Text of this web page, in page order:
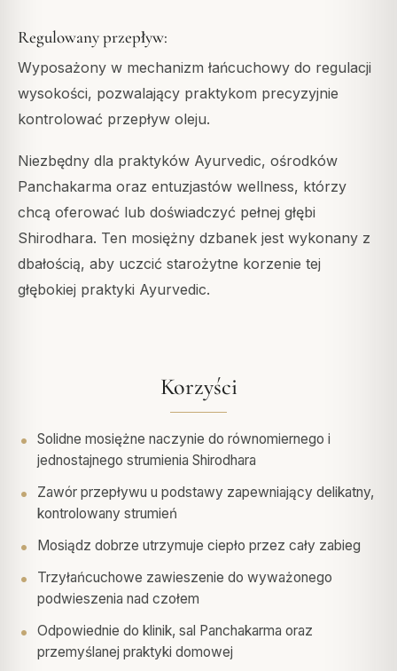
Regulowany przepływ:
Wyposażony w mechanizm łańcuchowy do regulacji
wysokości, pozwalający praktykom precyzyjnie
kontrolować przepływ oleju.
Niezbędny dla praktyków Ayurvedic, ośrodków
Panchakarma oraz entuzjastów wellness, którzy
chcą oferować lub doświadczyć pełnej głębi
Shirodhara. Ten mosiężny dzbanek jest wykonany z
dbałością, aby uczcić starożytne korzenie tej
głębokiej praktyki Ayurvedic.
Korzyści
Solidne mosiężne naczynie do równomiernego i
jednostajnego strumienia Shirodhara
Zawór przepływu u podstawy zapewniający delikatny,
kontrolowany strumień
Mosiądz dobrze utrzymuje ciepło przez cały zabieg
Trzyłańcuchowe zawieszenie do wyważonego
podwieszenia nad czołem
Odpowiednie do klinik, sal Panchakarma oraz
przemyślanej praktyki domowej